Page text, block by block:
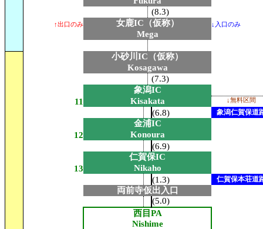
(8.3)
↑出口のみ 女鹿IC（仮称） ↓入口のみ
Mega
小砂川IC（仮称）
Kosagawa
(7.3)
象潟IC
11
Kisakata ↓無料区間
(6.8) 象潟仁賀保道
金浦IC
12
Konoura
(6.9)
仁賀保IC
13
Nikaho
(1.3)
仁賀保本荘道
両前寺仮出入口
(5.0)
西目PA
Nishime